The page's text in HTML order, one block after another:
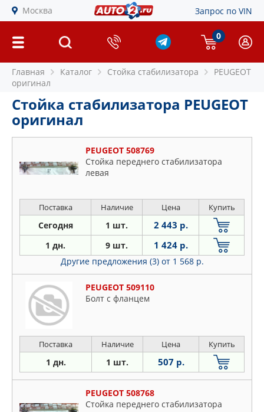
Москва Запрос по VIN
0
Главная Каталог Стойка стабилизатора
PEUGEOT
оригинал
Стойка стабилизатора PEUGEOT
оригинал
PEUGEOT 508769
Стойка переднего стабилизатора
левая
Поставка Наличие Цена Купить
Сегодня 1 шт. 2 443 р.
1 дн. 9 шт. 1 424 р.
Другие предложения (3) от 1 568 р.
PEUGEOT 509110
Болт с фланцем
Поставка Наличие Цена Купить
1 дн. 1 шт. 507 р.
PEUGEOT 508768
Стойка переднего стабилизатора